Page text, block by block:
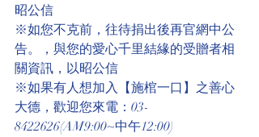
昭公信
※如您不克前，往待捐出後再官網中公
告。，與您的愛心千里結緣的受贈者相
關資訊，以昭公信
※如果有人想加入【施棺一口】之善心
大德，歡迎您來電：03-
8422626(AM9:00~中午12:00)